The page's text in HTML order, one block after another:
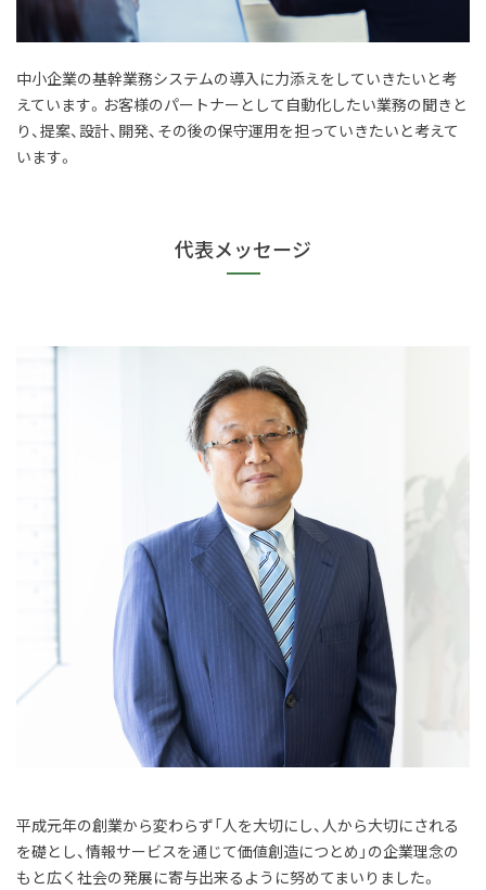
中小企業の基幹業務システムの導入に力添えをしていきたいと考
えています。お客様のパートナーとして自動化したい業務の聞きと
り、提案、設計、開発、その後の保守運用を担っていきたいと考えて
います。
代表メッセージ
平成元年の創業から変わらず「人を大切にし、人から大切にされる
を礎とし、情報サービスを通じて価値創造につとめ」の企業理念の
もと広く社会の発展に寄与出来るように努めてまいりました。